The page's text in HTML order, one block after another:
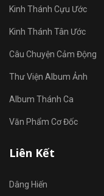
Kinh Thánh Cựu Ước
Kinh Thánh Tân Ước
Câu Chuyện Cảm Động
Thư Viện Album Ảnh
Album Thánh Ca
Văn Phẩm Cơ Đốc
Liên Kết
Dâng Hiến